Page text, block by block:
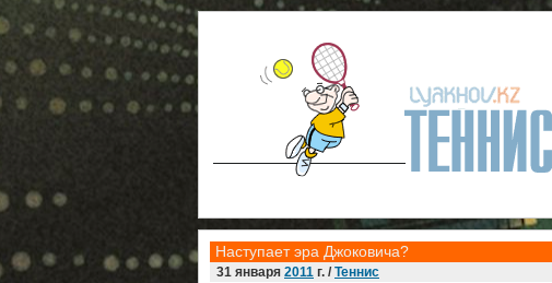
Наступает эра Джоковича?
31 января 2011 г. / Теннис